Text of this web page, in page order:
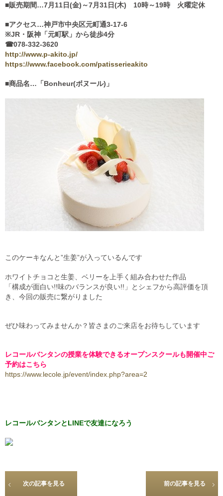
■販売期間…7月11日(金)～7月31日(木) 10時～19時 火曜定休
■アクセス…神戸市中央区元町通3-17-6
※JR・阪神「元町駅」から徒歩4分
☎078-332-3620
http://www.p-akito.jp/
https://www.facebook.com/patisserieakito
■商品名…「Bonheur(ボヌール)」
このケーキなんと”生姜”が入っているんです
ホワイトチョコと生姜、ベリーを上手く組み合わせた作品
「構成が面白い!!味のバランスが良い!!」とシェフから高評価を頂
き、今回の販売に繋がりました
ぜひ味わってみませんか？皆さまのご来店をお待ちしています
レコールバンタンの授業を体験できるオープンスクールも開催中ご
予約はこちら
https://www.lecole.jp/event/index.php?area=2
レコールバンタンとLINEで友達になろう
次の記事を見る 前の記事を見る